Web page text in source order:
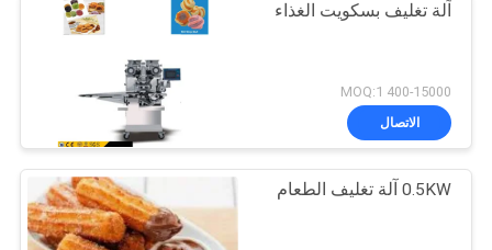
آلة تغليف بسكويت الغذاء
400-15000 MOQ:1
الاتصال
0.5KW آلة تغليف الطعام